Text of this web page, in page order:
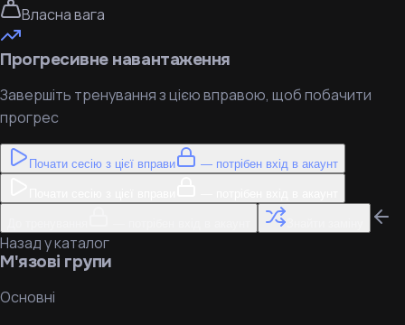
Власна вага
Прогресивне навантаження
Завершіть тренування з цією вправою, щоб побачити
прогрес
Почати сесію з цієї вправи — потрібен вхід в акаунт
Назад у каталог
М'язові групи
Основні